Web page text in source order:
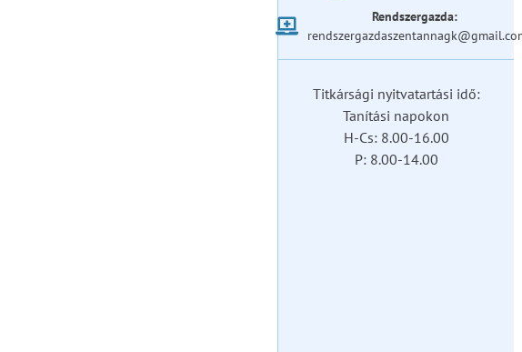
Rendszergazda:
Titkársági nyitvatartási idő:
Tanítási napokon
H-Cs: 8.00-16.00
P: 8.00-14.00